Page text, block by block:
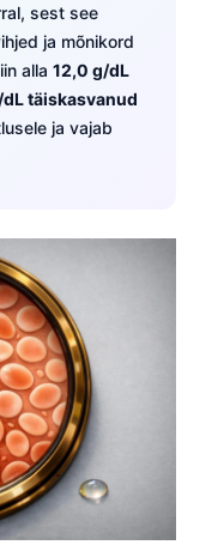
sest see
ja mõnikord
alla 12,0 g/dL
täiskasvanud
ja vajab